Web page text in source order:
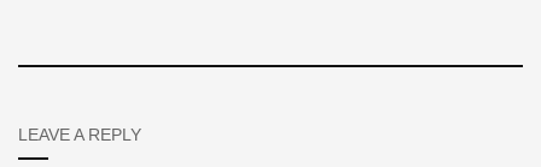
LEAVE A REPLY